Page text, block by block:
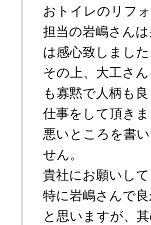
おトイレのリフ
担当の岩嶋さん
は感心致しました
その上、大工さ
も寡黙で人柄も
仕事をして頂きま
悪いところを書
せん。
貴社にお願いし
特に岩嶋さんで
と思いますが、